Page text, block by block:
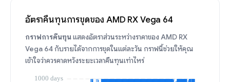
อัตราคืนทุนการขุดของ AMD RX Vega 64
กราฟการคืนทุนแสดงอัตราส่วนระหว่างราคาของ AMD RX
Vega 64 กับรายได้จากการขุดในแต่ละวัน กราฟนี้ช่วยให้คุณ
เข้าใจว่าควรคาดหวังระยะเวลาคืนทุนเท่าไหร่